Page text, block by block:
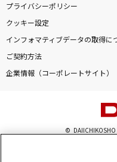
プライバシーポリシー
クッキー設定
インフォマティブデータの取得に
ご契約方法
企業情報（コーポレートサイト）
©
このサイトに掲載されている一切の